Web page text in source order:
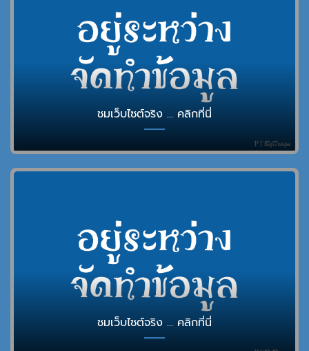
ชมเว็บไซต์จริง ... คลิกที่นี่
ชมเว็บไซต์จริง ... คลิกที่นี่